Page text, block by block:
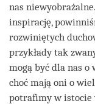
nas
inspirację,
rozwiniętych
przykłady tak
mogą być dla nas
choć mają oni o
potrafimy w istocie